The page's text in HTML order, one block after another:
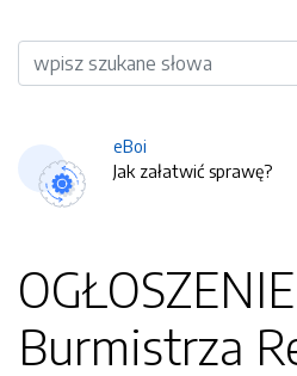
Wyszukiwarka
eBoi
Jak załatwić sprawę?
OGŁOSZENIE
Burmistrza